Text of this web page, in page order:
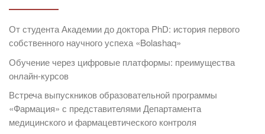
От студента Академии до доктора PhD: история первого
собственного научного успеха «Bolashaq»
Обучение через цифровые платформы: преимущества
онлайн-курсов
Встреча выпускников образовательной программы
«Фармация» с представителями Департамента
медицинского и фармацевтического контроля